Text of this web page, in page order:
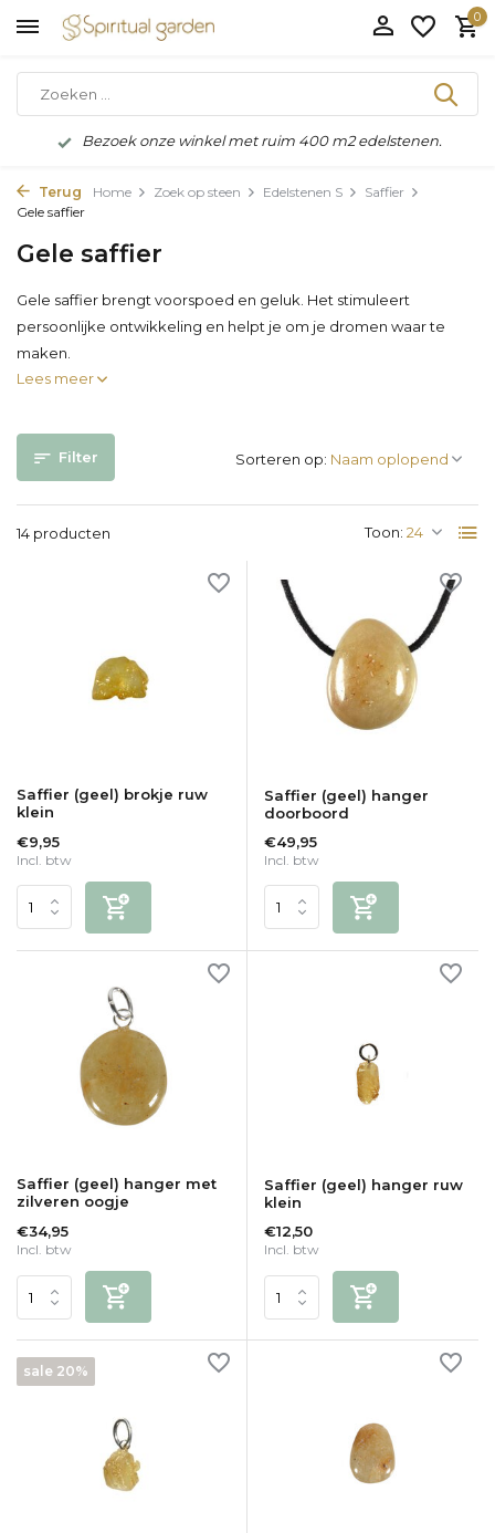
0
Bezoek onze winkel met ruim 400 m2 edelstenen.
Terug Home Zoek op steen Edelstenen S
Saffier
Gele saffier
Gele saffier
Gele saffier brengt voorspoed en geluk. Het stimuleert
persoonlijke ontwikkeling en helpt je om je dromen waar te
maken.
Lees meer
Filter
14 producten Toon:
Sorteren op:
Saffier (geel) brokje ruw
klein
€9,95
Incl. btw
Saffier (geel) hanger
doorboord
€49,95
Incl. btw
Saffier (geel) hanger met
zilveren oogje
€34,95
Incl. btw
Saffier (geel) hanger ruw
klein
€12,50
Incl. btw
sale 20%